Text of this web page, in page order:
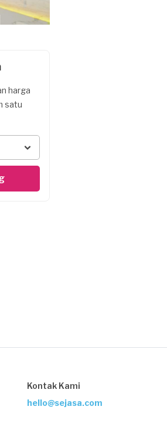
harga
satu
Kontak Kami
hello@sejasa.com